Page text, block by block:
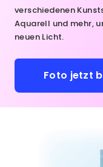
verschiedenen
Aquarell und mehr,
neuen Licht.
Foto jetzt